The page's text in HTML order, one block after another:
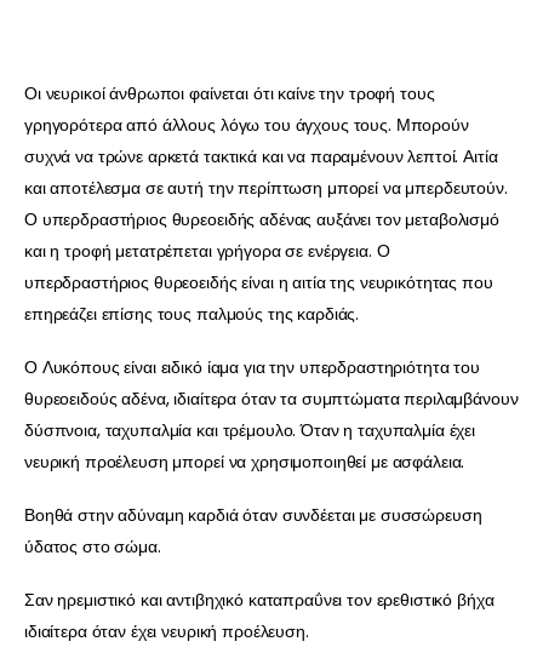
Οι νευρικοί άνθρωποι φαίνεται ότι καίνε την τροφή τους
γρηγορότερα από άλλους λόγω του άγχους τους. Μπορούν
συχνά να τρώνε αρκετά τακτικά και να παραμένουν λεπτοί. Αιτία
και αποτέλεσμα σε αυτή την περίπτωση μπορεί να μπερδευτούν.
Ο υπερδραστήριος θυρεοειδής αδένας αυξάνει τον μεταβολισμό
και η τροφή μετατρέπεται γρήγορα σε ενέργεια. Ο
υπερδραστήριος θυρεοειδής είναι η αιτία της νευρικότητας που
επηρεάζει επίσης τους παλμούς της καρδιάς.
Ο Λυκόπους είναι ειδικό ίαμα για την υπερδραστηριότητα του
θυρεοειδούς αδένα, ιδιαίτερα όταν τα συμπτώματα περιλαμβάνουν
δύσπνοια, ταχυπαλμία και τρέμουλο. Όταν η ταχυπαλμία έχει
νευρική προέλευση μπορεί να χρησιμοποιηθεί με ασφάλεια.
Βοηθά στην αδύναμη καρδιά όταν συνδέεται με συσσώρευση
ύδατος στο σώμα.
Σαν ηρεμιστικό και αντιβηχικό καταπραΰνει τον ερεθιστικό βήχα
ιδιαίτερα όταν έχει νευρική προέλευση.